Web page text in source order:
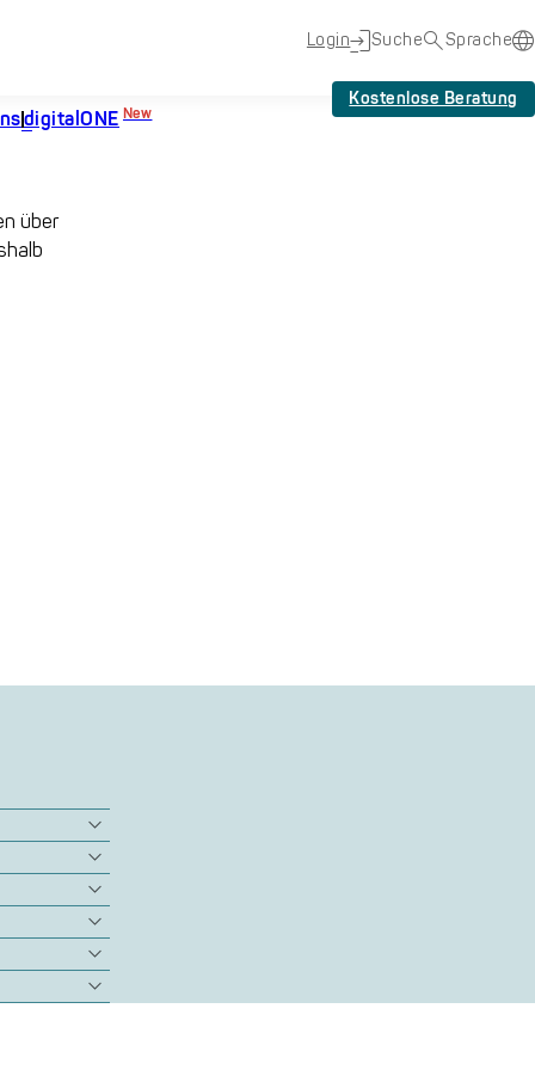
Login Suche Sprache
digitalONE New
Kostenlose Beratung
über